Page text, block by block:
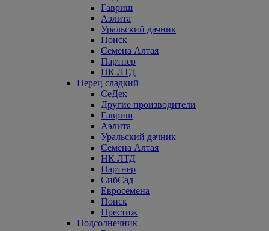
Гавриш
Аэлита
Уральский дачник
Поиск
Семена Алтая
Партнер
НК ЛТД
Перец сладкий
СеДек
Другие производители
Гавриш
Аэлита
Уральский дачник
Семена Алтая
НК ЛТД
Партнер
СибСад
Евросемена
Поиск
Престиж
Подсолнечник